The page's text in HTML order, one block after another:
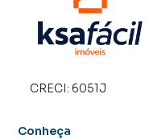
CRECI: 6051J
Conheça